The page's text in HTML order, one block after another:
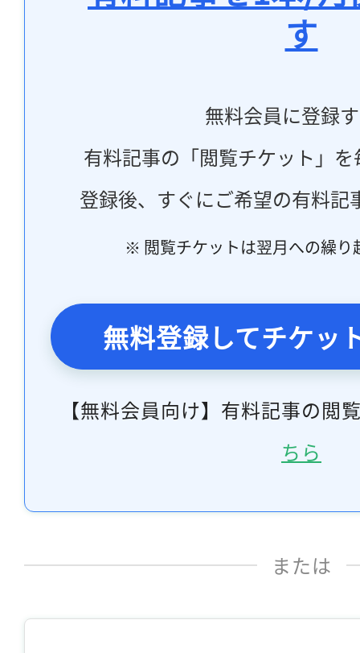
す
無料会員に登録
有料記事の「閲覧チケット」
登録後、すぐにご希望の有料記
※ 閲覧チケットは翌月への繰り
無料登録してチケッ
【無料会員向け】有料記事の閲
ちら
または